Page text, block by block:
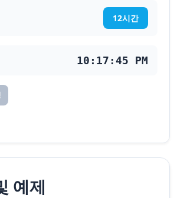
12시간
10:17:45 PM
예제